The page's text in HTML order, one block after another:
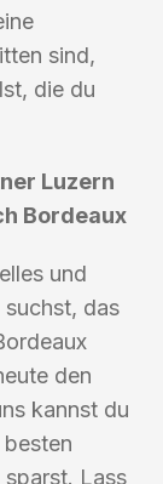
sind,
die du
Luzern
Bordeaux
und
suchst, das
den
kannst du
Lass